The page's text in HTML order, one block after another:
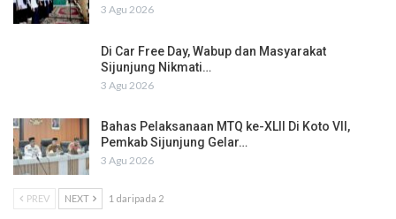
3 Agu 2026
Di Car Free Day, Wabup dan Masyarakat
Sijunjung Nikmati…
3 Agu 2026
Bahas Pelaksanaan MTQ ke-XLII Di Koto VII,
Pemkab Sijunjung Gelar…
3 Agu 2026
PREV NEXT 1 daripada 2